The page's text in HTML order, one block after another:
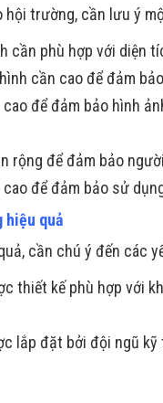
trường, cần lưu ý
cần phù hợp với diện
cần cao để đảm
để đảm bảo hình
rộng để đảm bảo
để đảm bảo sử
hiệu quả
cần chú ý đến các
thiết kế phù hợp với
lắp đặt bởi đội ngũ